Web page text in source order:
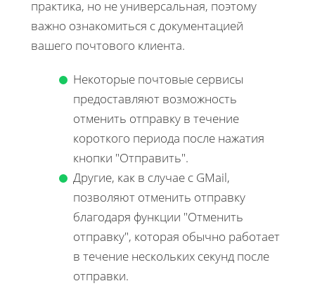
практика, но не универсальная, поэтому
важно ознакомиться с документацией
вашего почтового клиента.
Некоторые почтовые сервисы
предоставляют возможность
отменить отправку в течение
короткого периода после нажатия
кнопки "Отправить".
Другие, как в случае с GMail,
позволяют отменить отправку
благодаря функции "Отменить
отправку", которая обычно работает
в течение нескольких секунд после
отправки.